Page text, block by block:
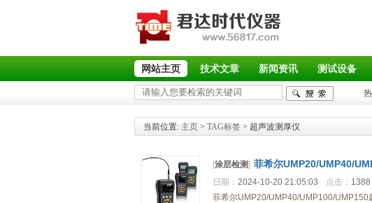
网站主页 技术文章 新闻资讯 测试设备
当前位置: 主页 > TAG标签 > 超声波测厚仪
[涂层检测] 菲希尔UMP20/UMP40/
日期： 2024-10-20 21:05:03 点击： 1388
菲希尔UMP20/UMP40/UMP100/UMP150